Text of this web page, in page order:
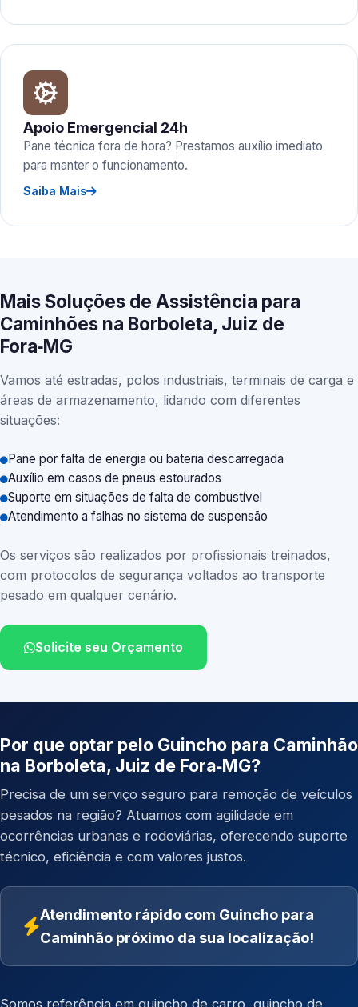
Apoio Emergencial 24h
Pane técnica fora de hora? Prestamos auxílio imediato
para manter o funcionamento.
Saiba Mais
Mais Soluções de Assistência para
Caminhões na Borboleta, Juiz de
Fora‑MG
Vamos até estradas, polos industriais, terminais de carga e
áreas de armazenamento, lidando com diferentes
situações:
Pane por falta de energia ou bateria descarregada
Auxílio em casos de pneus estourados
Suporte em situações de falta de combustível
Atendimento a falhas no sistema de suspensão
Os serviços são realizados por profissionais treinados,
com protocolos de segurança voltados ao transporte
pesado em qualquer cenário.
Solicite seu Orçamento
Por que optar pelo Guincho para Caminhão
na Borboleta, Juiz de Fora‑MG?
Precisa de um serviço seguro para remoção de veículos
pesados na região? Atuamos com agilidade em
ocorrências urbanas e rodoviárias, oferecendo suporte
técnico, eficiência e com valores justos.
Atendimento rápido com Guincho para
Caminhão próximo da sua localização!
Somos referência em guincho de carro guincho de